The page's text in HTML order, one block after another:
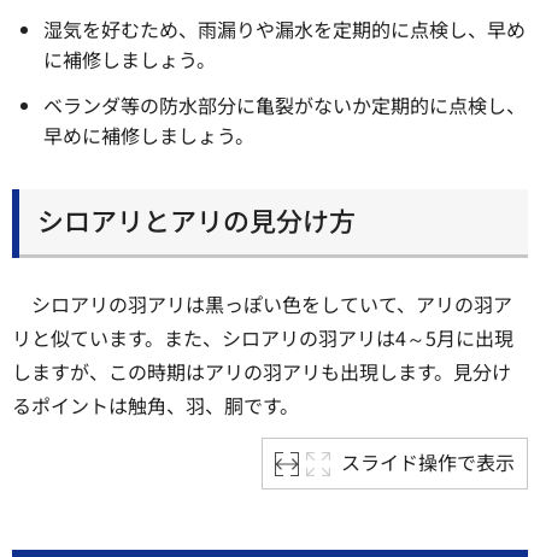
湿気を好むため、雨漏りや漏水を定期的に点検し、早め
に補修しましょう。
ベランダ等の防水部分に亀裂がないか定期的に点検し、
早めに補修しましょう。
シロアリとアリの見分け方
シロアリの羽アリは黒っぽい色をしていて、アリの羽ア
リと似ています。また、シロアリの羽アリは4～5月に出現
しますが、この時期はアリの羽アリも出現します。見分け
るポイントは触角、羽、胴です。
スライド操作で表示